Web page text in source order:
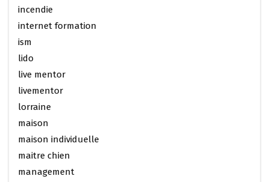
incendie
internet formation
ism
lido
live mentor
livementor
lorraine
maison
maison individuelle
maitre chien
management